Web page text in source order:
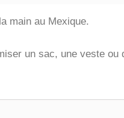
main au Mexique.
un sac, une veste ou